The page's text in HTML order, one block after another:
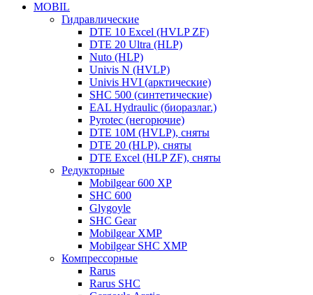
MOBIL
Гидравлические
DTE 10 Excel (HVLP ZF)
DTE 20 Ultra (HLP)
Nuto (HLP)
Univis N (HVLP)
Univis HVI (арктические)
SHC 500 (синтетические)
EAL Hydraulic (биоразлаг.)
Pyrotec (негорючие)
DTE 10M (HVLP), сняты
DTE 20 (HLP), сняты
DTE Excel (HLP ZF), сняты
Редукторные
Mobilgear 600 XP
SHC 600
Glygoyle
SHC Gear
Mobilgear XMP
Mobilgear SHC XMP
Компрессорные
Rarus
Rarus SHC